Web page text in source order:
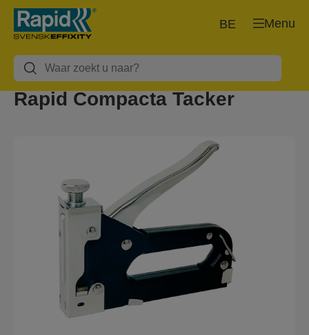
Menu
BE
Rapid Compacta Tacker